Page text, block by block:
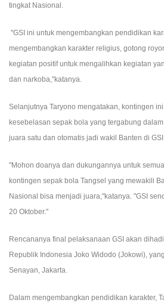
tingkat Nasional.
"GSI ini untuk mengembangkan pendidikan
mengembangkan karakter religius, gotong
kegiatan positif untuk mengalihkan kegiatan
dan narkoba,"katanya.
Selanjutnya Taryono mengatakan, kontingen
kesebelasan sepak bola yang tergabung
juara satu dan otomatis jadi wakil Banten di
"Mohon doanya dan dukungannya untuk
kontingen sepak bola Tangsel yang mewakili
Nasional bisa menjadi juara,"katanya. "GSI
20 Oktober."
Rencananya final pelaksanaan GSI akan
Republik Indonesia Joko Widodo (Jokowi),
Senayan, Jakarta.
Dalam mengembangkan pendidikan karakter,